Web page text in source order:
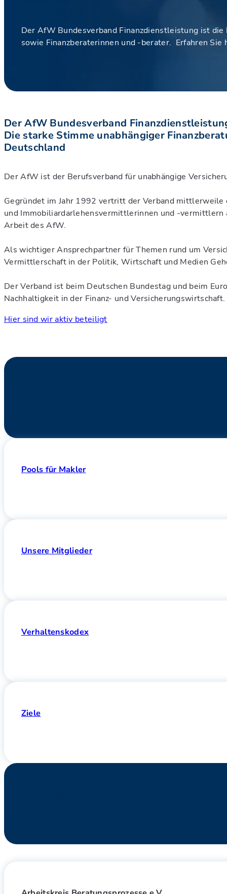
Der AfW Bundesverband Finanzdienstleistung ist
sowie Finanzberaterinnen und -berater. Erfahren Sie
Der AfW Bundesverband
Die starke Stimme unabhängiger
Deutschland
Der AfW ist der Berufsverband für unabhängige
Gegründet im Jahr 1992 vertritt der Verband mittlerweile
und Immobiliardarlehensvermittlerinnen und -
Arbeit des AfW.
Als wichtiger Ansprechpartner für Themen rund um
Vermittlerschaft in der Politik, Wirtschaft und Medien
Der Verband ist beim Deutschen Bundestag und beim
Nachhaltigkeit in der Finanz- und Versicherungswirtschaft.
Hier sind wir aktiv beteiligt
Pools für Makler
Unsere Mitglieder
Verhaltenskodex
Ziele